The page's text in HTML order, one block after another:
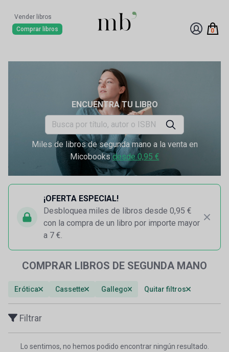
Vender libros
Comprar libros
0
ENCUENTRA TU LIBRO
Miles de libros de segunda mano a la venta en
Micobooksdesde 0,95 €
¡OFERTA ESPECIAL!
Desbloquea miles de libros desde 0,95 €
con la compra de un libro por importe mayor
a 7 €.
COMPRAR LIBROS DE SEGUNDA MANO
Erótica Cassette Gallego Quitar filtros
Filtrar
Lo sentimos, no hemos podido encontrar ningún resultado.